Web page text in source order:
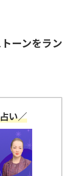
ーンをラン
い／